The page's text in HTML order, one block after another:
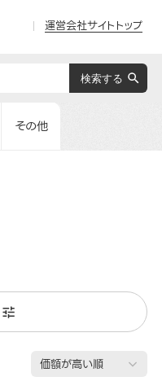
運営会社サイトトップ
その他